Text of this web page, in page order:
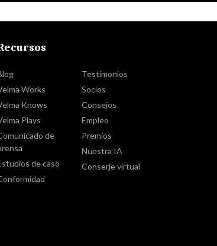
Works
Knows
Plays
de
de caso
Testimonios
Socios
Consejos
Empleo
Premios
Nuestra IA
Conserje virtual